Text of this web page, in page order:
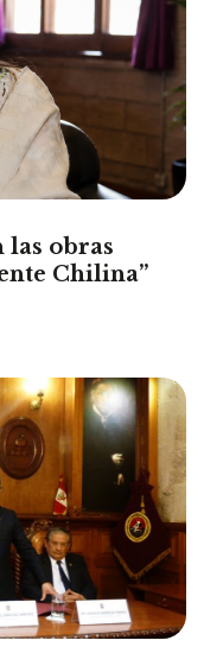
las obras
Chilina”